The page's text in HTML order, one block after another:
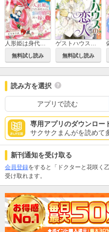
人形姫は身代わりに氷の王子の元へ嫁ぐ
無料試し読み
ゲストハウスの恋人【新装版】
無料試し読み
読み方を選択
アプリで読む
専用アプリのダウンロー
サクサクまんがを読めて
新刊通知を受け取る
会員登録をすると「ドクターと花咲く
受け取れます。